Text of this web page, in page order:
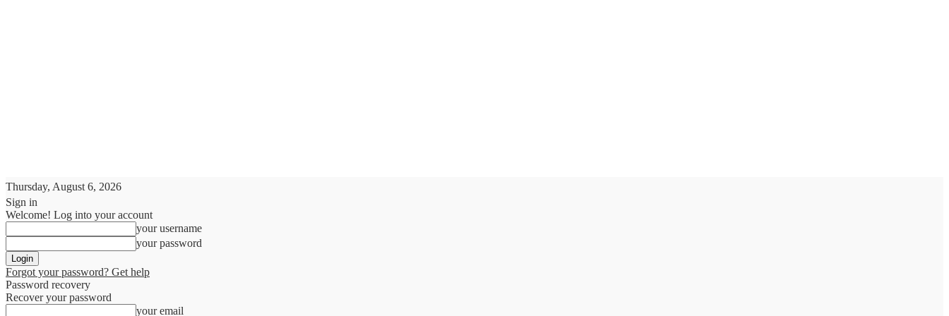
Thursday, August 6, 2026
Sign in
Welcome! Log into your account
your username
your password
Forgot your password? Get help
Password recovery
Recover your password
your email